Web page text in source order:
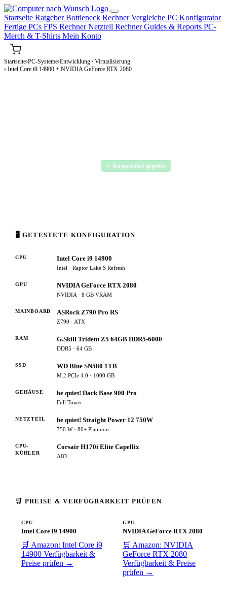
Startseite RatgeberBottleneck RechnerVergleiche PC Konfigurator
Fertige PCs FPS RechnerNetzteil RechnerGuides & Reports PC-
Merch & T-Shirts Mein Konto
Startseite›PC-Systeme›Entwicklung / Virtualisierung
› Intel Core i9 14900 + NVIDIA GeForce RTX 2080
✓ Kompatibel geprüft
🖥 GETESTETE KONFIGURATION
CPU Intel Core i9 14900
Intel · Raptor Lake S Refresh
GPU NVIDIA GeForce RTX 2080
NVIDIA · 8 GB VRAM
MAINBOARD ASRock Z790 Pro RS
Z790 · ATX
RAM G.Skill Trident Z5 64GB DDR5-6000
DDR5 · 64 GB
SSD WD Blue SN580 1TB
M.2 PCIe 4.0 · 1000 GB
GEHÄUSE be quiet! Dark Base 900 Pro
Full Tower
NETZTEIL be quiet! Straight Power 12 750W
750 W · 80+ Platinum
CPU-
KÜHLER
Corsair H170i Elite Capellix
AIO
🛒 PREISE & VERFÜGBARKEIT PRÜFEN
CPU
Intel Core i9 14900
🛒 Amazon: Intel Core i9
14900 Verfügbarkeit &
Preise prüfen →
GPU
NVIDIA GeForce RTX 2080
🛒 Amazon: NVIDIA
GeForce RTX 2080
Verfügbarkeit & Preise
prüfen →